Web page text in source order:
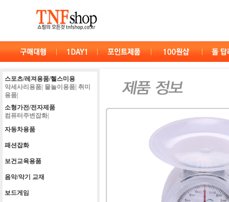
스포츠/레져용품/헬스미용
악세사리용품| 물놀이용품| 취미
용품|
소형가전/전자제품
컴퓨터주변잡화|
자동차용품
패션잡화
보건교육용품
음악/악기 교재
보드게임